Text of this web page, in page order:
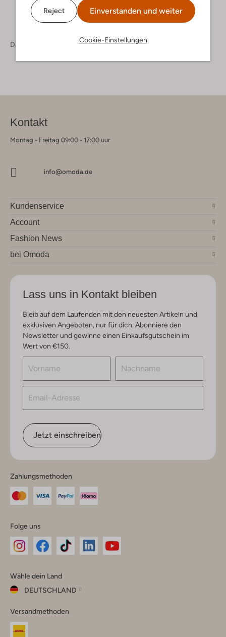
Reject Einverstanden und weiter
Cookie-Einstellungen
Damen
Kontakt
Montag - Freitag 09:00 - 17:00 uur
info@omoda.de
Kundenservice
Account
Fashion News
bei Omoda
Lass uns in Kontakt bleiben
Bleib auf dem Laufenden mit den neuesten Artikeln und
exklusiven Angeboten, nur für dich. Abonniere den
Newsletter und gewinne einen Einkaufsgutschein im
Wert von €150.
Jetzt einschreiben
Zahlungsmethoden
Folge uns
Instagram
Facebook
TikTok
Wähle dein Land
DEUTSCHLAND
dein
Land
Versandmethoden